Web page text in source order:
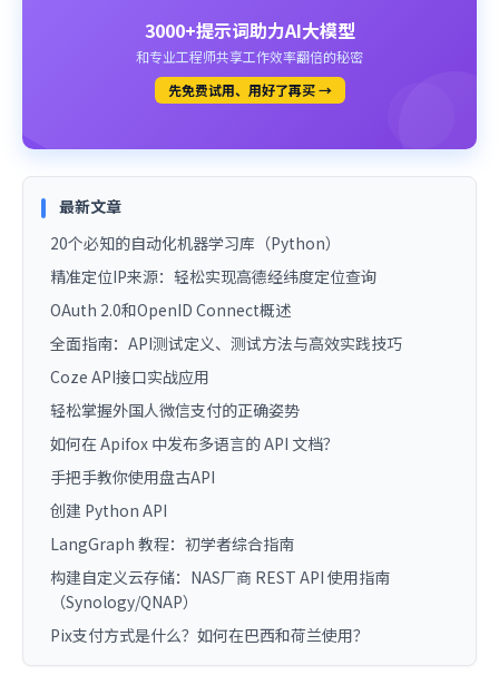
3000+提示词助力AI大模型
和专业工程师共享工作效率翻倍的秘密
先免费试用、用好了再买 →
最新文章
20个必知的自动化机器学习库（Python）
精准定位IP来源：轻松实现高德经纬度定位查询
OAuth 2.0和OpenID Connect概述
全面指南：API测试定义、测试方法与高效实践技巧
Coze API接口实战应用
轻松掌握外国人微信支付的正确姿势
如何在 Apifox 中发布多语言的 API 文档？
手把手教你使用盘古API
创建 Python API
LangGraph 教程：初学者综合指南
构建自定义云存储：NAS厂商 REST API 使用指南
（Synology/QNAP）
Pix支付方式是什么？如何在巴西和荷兰使用？